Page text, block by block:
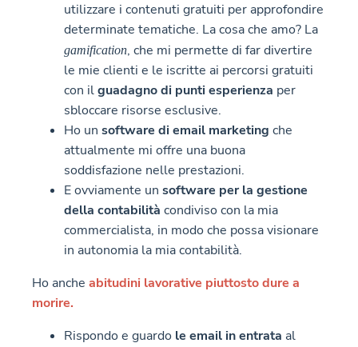
utilizzare i contenuti gratuiti per approfondire
determinate tematiche. La cosa che amo? La
gamification, che mi permette di far divertire
le mie clienti e le iscritte ai percorsi gratuiti
con ilguadagno di punti esperienza per
sbloccare risorse esclusive.
Ho un software di email marketing che
attualmente mi offre una buona
soddisfazione nelle prestazioni.
E ovviamente un software per la gestione
della contabilità condiviso con la mia
commercialista, in modo che possa visionare
in autonomia la mia contabilità.
Ho anche abitudini lavorative piuttosto dure a
morire.
Rispondo e guardo le email in entrata al